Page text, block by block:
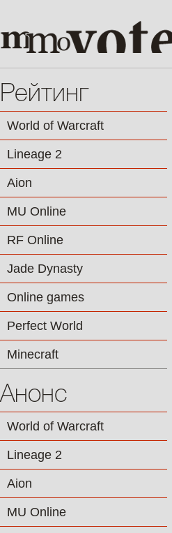
Рейтинг
World of Warcraft
Lineage 2
Aion
MU Online
RF Online
Jade Dynasty
Online games
Perfect World
Minecraft
Анонс
World of Warcraft
Lineage 2
Aion
MU Online